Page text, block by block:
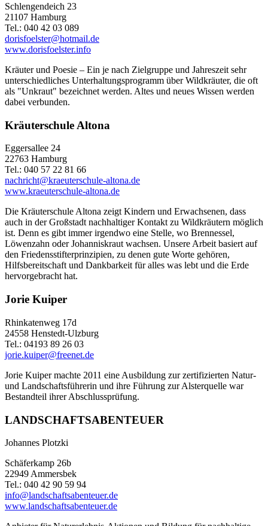
Schlengendeich 23
21107 Hamburg
Tel.: 040 42 03 089
dorisfoelster@hotmail.de
www.dorisfoelster.info
Kräuter und Poesie – Ein je nach Zielgruppe und Jahreszeit sehr
unterschiedliches Unterhaltungsprogramm über Wildkräuter, die oft
als "Unkraut" bezeichnet werden. Altes und neues Wissen werden
dabei verbunden.
Kräuterschule Altona
Eggersallee 24
22763 Hamburg
Tel.: 040 57 22 81 66
nachricht@kraeuterschule-altona.de
www.kraeuterschule-altona.de
Die Kräuterschule Altona zeigt Kindern und Erwachsenen, dass
auch in der Großstadt nachhaltiger Kontakt zu Wildkräutern möglich
ist. Denn es gibt immer irgendwo eine Stelle, wo Brennessel,
Löwenzahn oder Johanniskraut wachsen. Unsere Arbeit basiert auf
den Friedensstifterprinzipien, zu denen gute Worte gehören,
Hilfsbereitschaft und Dankbarkeit für alles was lebt und die Erde
hervorgebracht hat.
Jorie Kuiper
Rhinkatenweg 17d
24558 Henstedt-Ulzburg
Tel.: 04193 89 26 03
jorie.kuiper@freenet.de
Jorie Kuiper machte 2011 eine Ausbildung zur zertifizierten Natur-
und Landschaftsführerin und ihre Führung zur Alsterquelle war
Bestandteil ihrer Abschlussprüfung.
LANDSCHAFTSABENTEUER
Johannes Plotzki
Schäferkamp 26b
22949 Ammersbek
Tel.: 040 42 90 59 94
info@landschaftsabenteuer.de
www.landschaftsabenteuer.de